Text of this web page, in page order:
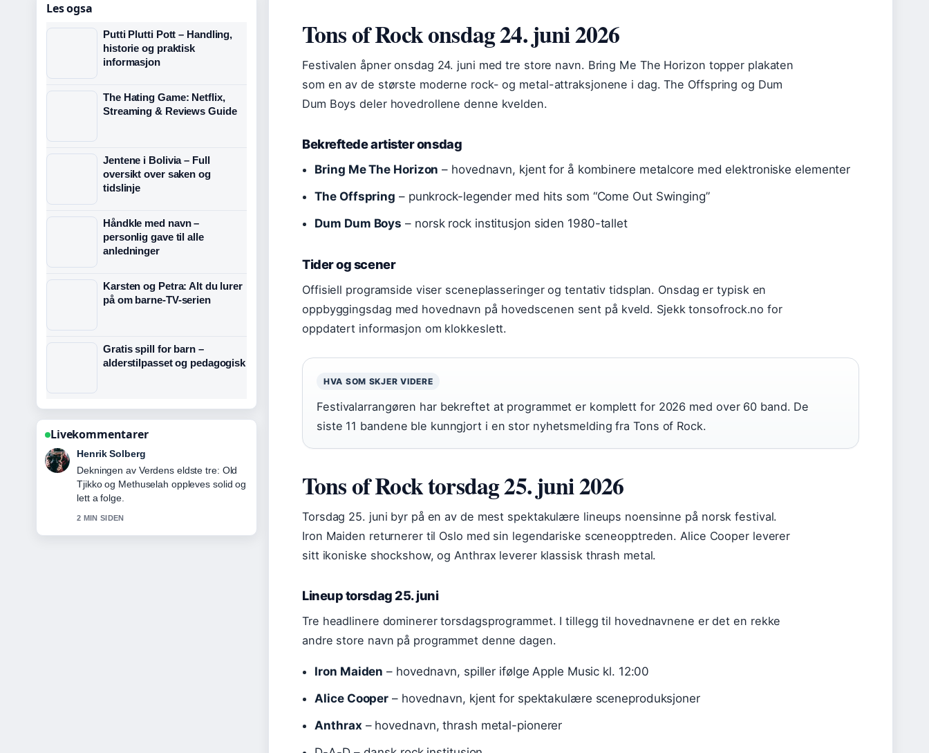
Tons of Rock onsdag 24. juni 2026
Festivalen åpner onsdag 24. juni med tre store navn. Bring Me The Horizon topper plakaten
som en av de største moderne rock- og metal-attraksjonene i dag. The Offspring og Dum
Dum Boys deler hovedrollene denne kvelden.
Bekreftede artister onsdag
Bring Me The Horizon – hovednavn, kjent for å kombinere metalcore med elektroniske elementer
The Offspring – punkrock-legender med hits som “Come Out Swinging”
Dum Dum Boys – norsk rock institusjon siden 1980-tallet
Tider og scener
Offisiell programside viser sceneplasseringer og tentativ tidsplan. Onsdag er typisk en
oppbyggingsdag med hovednavn på hovedscenen sent på kveld. Sjekk tonsofrock.no for
oppdatert informasjon om klokkeslett.
HVA SOM SKJER VIDERE
Festivalarrangøren har bekreftet at programmet er komplett for 2026 med over 60 band. De
siste 11 bandene ble kunngjort i en stor nyhetsmelding fra Tons of Rock.
Tons of Rock torsdag 25. juni 2026
Torsdag 25. juni byr på en av de mest spektakulære lineups noensinne på norsk festival.
Iron Maiden returnerer til Oslo med sin legendariske sceneopptreden. Alice Cooper leverer
sitt ikoniske shockshow, og Anthrax leverer klassisk thrash metal.
Lineup torsdag 25. juni
Tre headlinere dominerer torsdagsprogrammet. I tillegg til hovednavnene er det en rekke
andre store navn på programmet denne dagen.
Iron Maiden – hovednavn, spiller ifølge Apple Music kl. 12:00
Alice Cooper – hovednavn, kjent for spektakulære sceneproduksjoner
Anthrax – hovednavn, thrash metal-pionerer
Les ogsa
Putti Plutti Pott – Handling,
historie og praktisk
informasjon
The Hating Game: Netflix,
Streaming & Reviews Guide
Jentene i Bolivia – Full
oversikt over saken og
tidslinje
Håndkle med navn –
personlig gave til alle
anledninger
Karsten og Petra: Alt du lurer
på om barne-TV-serien
Gratis spill for barn –
alderstilpasset og pedagogisk
Livekommentarer
Nora Berg
Sterkt verifiseringsarbeid rundt Emma
Frost Marvel Rivals: Guide til evner,....
Flere medier burde skrive slik.
4 MIN SIDEN